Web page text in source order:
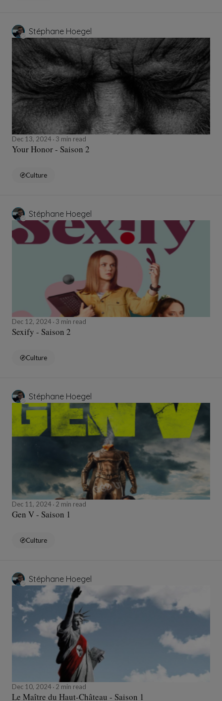
Stéphane Hoegel
Dec 13, 2024 3 min read
Your Honor - Saison 2
Culture
Stéphane Hoegel
Dec 12, 2024 3 min read
Sexify - Saison 2
Culture
Stéphane Hoegel
Dec 11, 2024 2 min read
Gen V - Saison 1
Culture
Stéphane Hoegel
Dec 10, 2024 2 min read
Le Maître du Haut-Château - Saison 1